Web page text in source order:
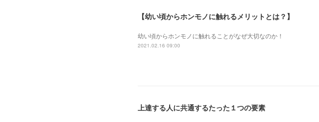
【幼い頃からホンモノに触れるメリットとは？】
幼い頃からホンモノに 触れることがなぜ大切なのか！
2021.02.16 09:00
上達する人に共通するたった１つの要素